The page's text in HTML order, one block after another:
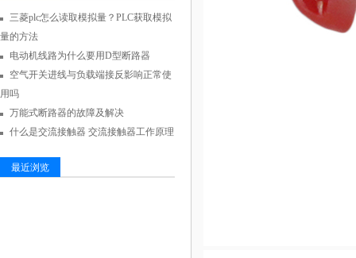
三菱plc怎么读取模拟量？PLC获取模拟
量的方法
电动机线路为什么要用D型断路器
空气开关进线与负载端接反影响正常使
用吗
万能式断路器的故障及解决
什么是交流接触器 交流接触器工作原理
最近浏览